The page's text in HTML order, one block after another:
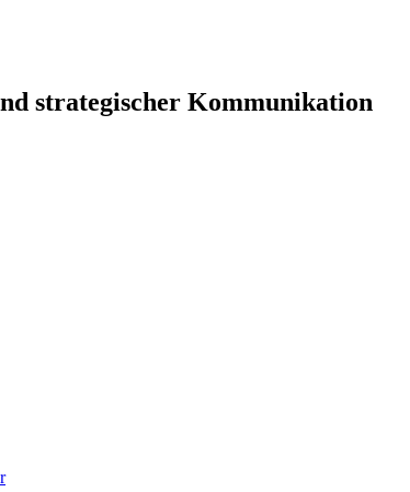
strategischer Kommunikation